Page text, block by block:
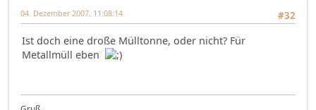
#32
04. Dezember 2007, 11:08:14
Ist doch eine droße Mülltonne, oder nicht? Für
Metallmüll eben